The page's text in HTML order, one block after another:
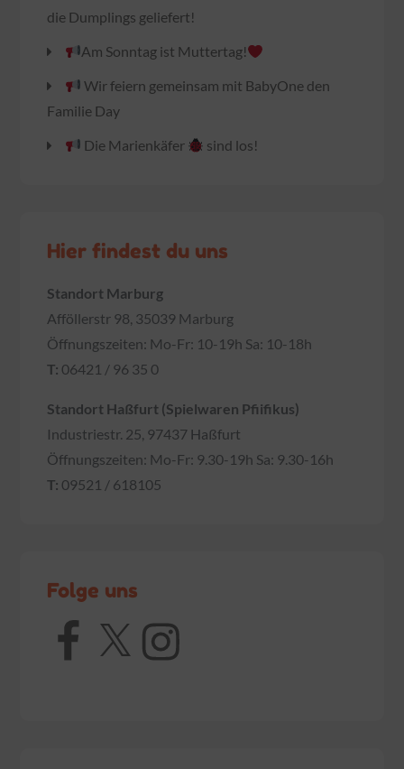
die Dumplings geliefert!
Am Sonntag ist Muttertag!
Wir feiern gemeinsam mit BabyOne den
Familie Day
Die Marienkäfer
sind los!
Hier findest du uns
Standort Marburg
Afföllerstr 98, 35039 Marburg
Öffnungszeiten: Mo-Fr: 10-19h Sa: 10-18h
T: 06421 / 96 35 0
Standort Haßfurt (Spielwaren Pfiifikus)
Industriestr. 25, 97437 Haßfurt
Öffnungszeiten: Mo-Fr: 9.30-19h Sa: 9.30-16h
T: 09521 / 618105
Folge uns
Facebook
X Instagram